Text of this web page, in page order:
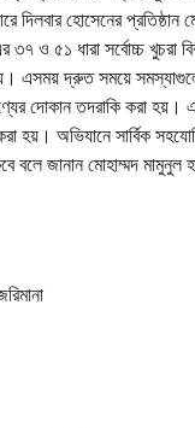
হোসেনের প্রতিষ্ঠান
ও ৫১ ধারা সর্বোচ্চ খুচরা
এসময় দ্রুত সময়ে
দোকান তদরাকি করা
হয়। অভিযানে সার্বিক
জানান মোহাম্মদ মামুনুল